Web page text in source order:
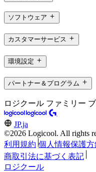
ソフトウェア
カスタマーサービス
環境設定
パートナー＆プログラム
ロジクール ファミリー
JP,ja
©2026 Logicool. All rights
利用規約 個人情報保護方
商取引法に基づく表記
ロジクール